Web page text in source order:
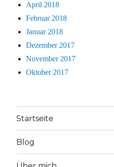
April 2018
Februar 2018
Januar 2018
Dezember 2017
November 2017
Oktober 2017
Startseite
Blog